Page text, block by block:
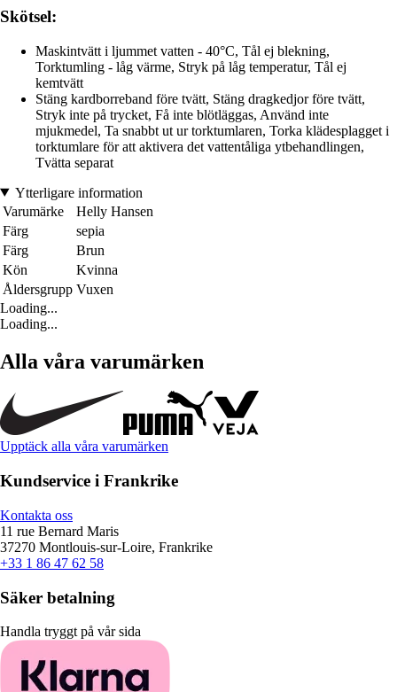
Skötsel:
Maskintvätt i ljummet vatten - 40°C, Tål ej blekning,
Torktumling - låg värme, Stryk på låg temperatur, Tål ej
kemtvätt
Stäng kardborreband före tvätt, Stäng dragkedjor före tvätt,
Stryk inte på trycket, Få inte blötläggas, Använd inte
mjukmedel, Ta snabbt ut ur torktumlaren, Torka klädesplagget i
torktumlare för att aktivera det vattentåliga ytbehandlingen,
Tvätta separat
Ytterligare information
Varumärke
Helly Hansen
Färg
sepia
Färg
Brun
Kön
Kvinna
Åldersgrupp Vuxen
Loading...
Loading...
Alla våra varumärken
Upptäck alla våra varumärken
Kundservice i Frankrike
Kontakta oss
11 rue Bernard Maris
37270 Montlouis-sur-Loire, Frankrike
+33 1 86 47 62 58
Säker betalning
Handla tryggt på vår sida